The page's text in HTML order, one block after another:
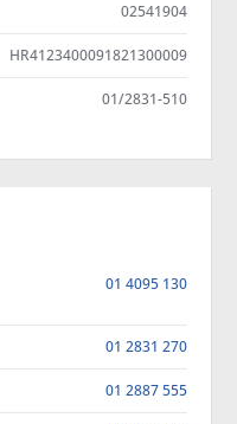
02541904
HR4123400091821300009
01/2831-510
01 4095 130
01 2831 270
01 2887 555